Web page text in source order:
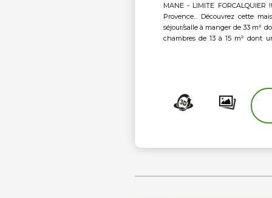
MANE - LIMITE FORCALQUIER !!! Visite 3D disponible ! A quelques minutes de
Provence... Découvrez cette
séjour/salle à manger de 33 m²
chambres de 13 à 15 m² dont